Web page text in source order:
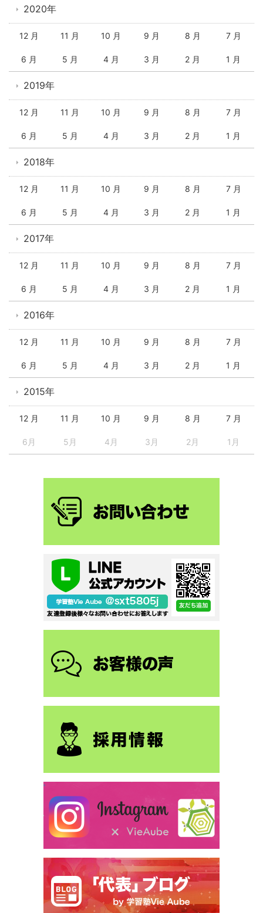
2020年
12 月 11 月 10 月 9 月 8 月 7 月
6 月 5 月 4 月 3 月 2 月 1 月
2019年
12 月 11 月 10 月 9 月 8 月 7 月
6 月 5 月 4 月 3 月 2 月 1 月
2018年
12 月 11 月 10 月 9 月 8 月 7 月
6 月 5 月 4 月 3 月 2 月 1 月
2017年
12 月 11 月 10 月 9 月 8 月 7 月
6 月 5 月 4 月 3 月 2 月 1 月
2016年
12 月 11 月 10 月 9 月 8 月 7 月
6 月 5 月 4 月 3 月 2 月 1 月
2015年
12 月 11 月 10 月 9 月 8 月 7 月
6月 5月 4月 3月 2月 1月